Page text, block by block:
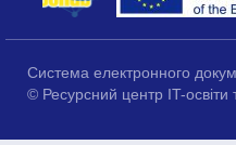
Система електронного
© Ресурсний центр IT-освіти